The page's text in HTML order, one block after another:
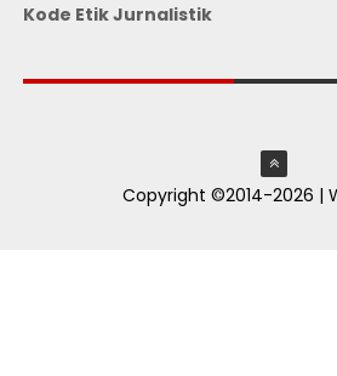
Kode Etik Jurnalistik
Copyright ©2014-2026 |